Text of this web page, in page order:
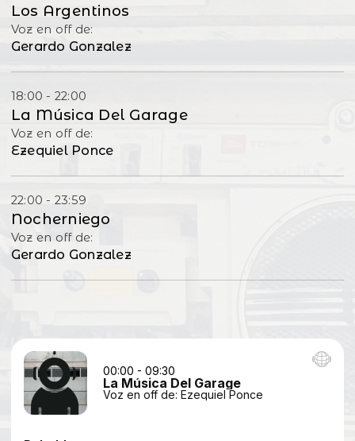
Los Argentinos
Voz en off de:
Gerardo Gonzalez
18:00 - 22:00
La Música Del Garage
Voz en off de:
Ezequiel Ponce
22:00 - 23:59
Nocherniego
Voz en off de:
Gerardo Gonzalez